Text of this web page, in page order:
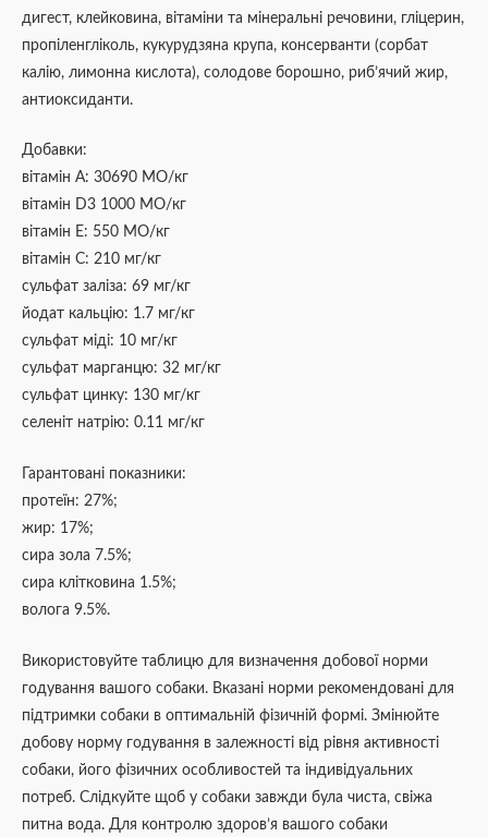
дигест, клейковина, вітаміни та мінеральні речовини, гліцерин,
пропіленгліколь, кукурудзяна крупа, консерванти (сорбат
калію, лимонна кислота), солодове борошно, риб’ячий жир,
антиоксиданти.
Добавки:
вітамін А: 30690 МО/кг
вітамін D3 1000 МО/кг
вітамін Е: 550 МО/кг
вітамін С: 210 мг/кг
сульфат заліза: 69 мг/кг
йодат кальцію: 1.7 мг/кг
сульфат міді: 10 мг/кг
сульфат марганцю: 32 мг/кг
сульфат цинку: 130 мг/кг
селеніт натрію: 0.11 мг/кг
Гарантовані показники:
протеїн: 27%;
жир: 17%;
сира зола 7.5%;
сира клітковина 1.5%;
волога 9.5%.
Використовуйте таблицю для визначення добової норми
годування вашого собаки. Вказані норми рекомендовані для
підтримки собаки в оптимальній фізичній формі. Змінюйте
добову норму годування в залежності від рівня активності
собаки, його фізичних особливостей та індивідуальних
потреб. Слідкуйте щоб у собаки завжди була чиста, свіжа
питна вода. Для контролю здоров’я вашого собаки